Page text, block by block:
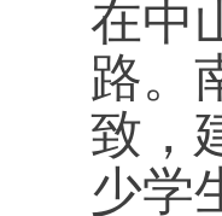
在中
路。
致，
少学